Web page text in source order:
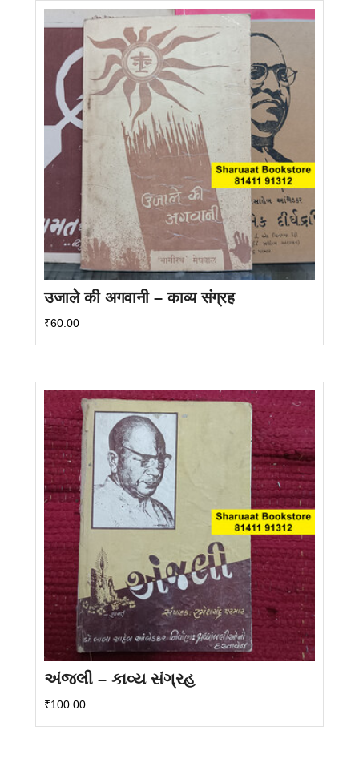
उजाले की अगवानी – काव्य संग्रह
₹60.00
અંજલી – કાવ્ય સંગ્રહ
₹100.00